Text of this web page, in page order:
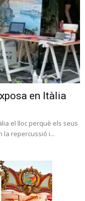
en Itàlia
el lloc perquè els seus
la repercussió i...